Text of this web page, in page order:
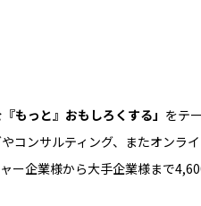
『もっと』おもしろくする」 をテ
コンサルティング、またオンラ
企業様から大手企業様まで